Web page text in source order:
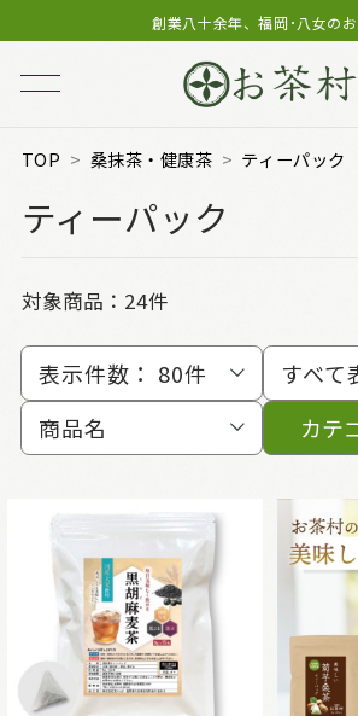
創業八十余年、福岡･八女の
TOP 桑抹茶・健康茶 ティーパック
ティーパック
対象商品： 24件
表示件数： 80件
すべて
商品名
カテ